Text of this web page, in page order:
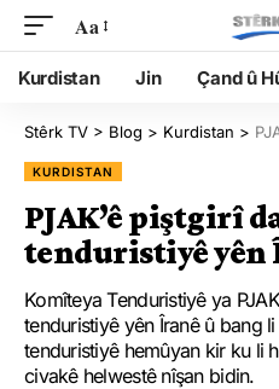
Aa
Kurdistan Jin Çand û
Stêrk TV > Blog > Kurdistan >
KURDISTAN
PJAK’ê piştgirî
tenduristiyê yên
Komîteya Tenduristiyê ya
tenduristiyê yên Îranê û bang
tenduristiyê hemûyan kir ku li
civakê helwestê nîşan bidin.